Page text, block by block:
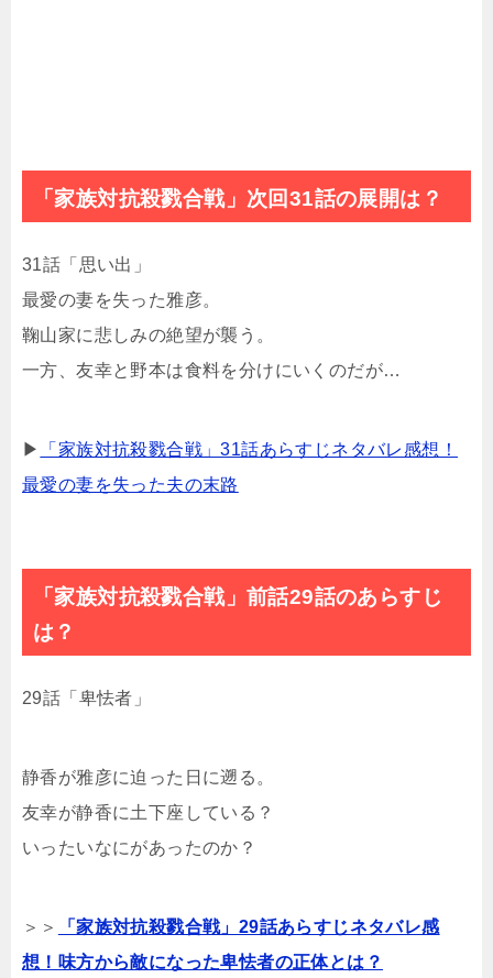
「家族対抗殺戮合戦」次回31話の展開は？
31話「思い出」
最愛の妻を失った雅彦。
鞠山家に悲しみの絶望が襲う。
一方、友幸と野本は食料を分けにいくのだが…
▶
「家族対抗殺戮合戦」31話あらすじネタバレ感想！
最愛の妻を失った夫の末路
「家族対抗殺戮合戦」前話29話のあらすじ
は？
29話「卑怯者」
静香が雅彦に迫った日に遡る。
友幸が静香に土下座している？
いったいなにがあったのか？
＞＞
「家族対抗殺戮合戦」29話あらすじネタバレ感
想！味方から敵になった卑怯者の正体とは？